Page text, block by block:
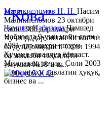
Ҷамшед НабизодаҶамшед
Набизода 9-уми майи соли
1981 дар шаҳри шаҳри
Хуҷанд таваллуд ёфтааст.
Миллаташ тоҷик. Соли 2003
Донишгоҳи давлатии ҳуқуқ,
бизнес ва ...
Маликисломов Н. Н. Насим
Маликисломов 23 октябри
соли 1986 дар шаҳри
Хуҷанд, дар оилаи хизматчӣ
ба дунё омадааст. Соли 1994
ба мактаби таҳсилоти
умумии №18-и ш...
"Кова"